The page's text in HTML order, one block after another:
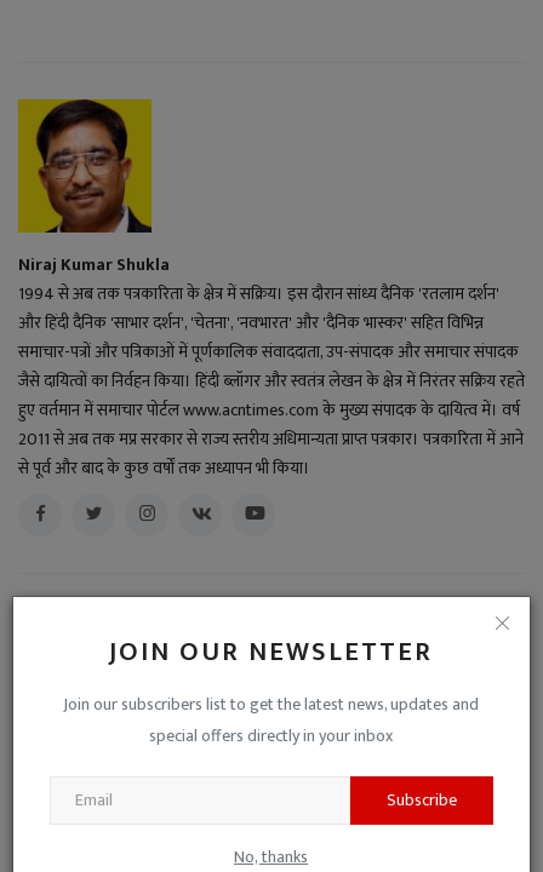
JOIN OUR NEWSLETTER
Join our subscribers list to get the latest news, updates and
special offers directly in your inbox
Subscribe
No, thanks
Niraj Kumar Shukla
1994 से अब तक पत्रकारिता के क्षेत्र में सक्रिय। इस दौरान सांध्य दैनिक 'रतलाम दर्शन'
और हिंदी दैनिक 'साभार दर्शन', 'चेतना', 'नवभारत' और 'दैनिक भास्कर' सहित विभिन्न
समाचार-पत्रों और पत्रिकाओं में पूर्णकालिक संवाददाता, उप-संपादक और समाचार संपादक
जैसे दायित्वों का निर्वहन किया। हिंदी ब्लॉगर और स्वतंत्र लेखन के क्षेत्र में निरंतर सक्रिय रहते
हुए वर्तमान में समाचार पोर्टल www.acntimes.com के मुख्य संपादक के दायित्व में। वर्ष
2011 से अब तक मप्र सरकार से राज्य स्तरीय अधिमान्यता प्राप्त पत्रकार। पत्रकारिता में आने
से पूर्व और बाद के कुछ वर्षों तक अध्यापन भी किया।
RELATED POSTS